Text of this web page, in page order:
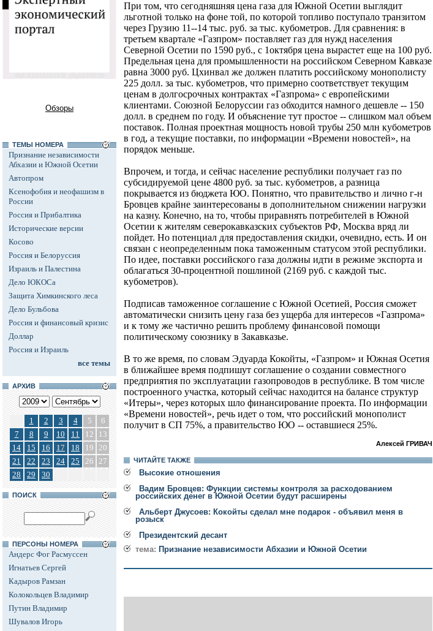
Обзоры
ТЕМЫ НОМЕРА
Признание независимости
Абхазии и Южной Осетии
Автопром
Ксенофобия и неофашизм в
России
Россия и Прибалтика
Исторические версии
Косово
Россия и Белоруссия
Израиль и Палестина
Дело ЮКОСа
Защита Химкинского леса
Дело Бульбова
Россия и финансовый кризис
Доллар
Россия и Израиль
все темы
АРХИВ
1 2 3 4 5
6
7
8 9 10 11 12
13
14
15 16 17 18 19 20
21
22 23 24 25 26 27
28
29 30
ПОИСК
ПЕРСОНЫ НОМЕРА
Андерс Фог Расмуссен
Игнатьев Сергей
Кадыров Рамзан
Колокольцев Владимир
Путин Владимир
Шувалов Игорь
При том, что сегодняшняя цена газа для Южной Осетии выглядит
льготной только на фоне той, по которой топливо поступало транзитом
через Грузию 11--14 тыс. руб. за тыс. кубометров. Для сравнения: в
третьем квартале «Газпром» поставляет газ для нужд населения
Северной Осетии по 1590 руб., с 1октября цена вырастет еще на 100 руб.
Предельная цена для промышленности на российском Северном Кавказе
равна 3000 руб. Цхинвал же должен платить российскому монополисту
225 долл. за тыс. кубометров, что примерно соответствует текущим
ценам в долгосрочных контрактах «Газпрома» с европейскими
клиентами. Союзной Белоруссии газ обходится намного дешевле -- 150
долл. в среднем по году. И объяснение тут простое -- слишком мал объем
поставок. Полная проектная мощность новой трубы 250 млн кубометров
в год, а текущие поставки, по информации «Времени новостей», на
порядок меньше.
Впрочем, и тогда, и сейчас население республики получает газ по
субсидируемой цене 4800 руб. за тыс. кубометров, а разница
покрывается из бюджета ЮО. Понятно, что правительство и лично г-н
Бровцев крайне заинтересованы в дополнительном снижении нагрузки
на казну. Конечно, на то, чтобы приравнять потребителей в Южной
Осетии к жителям северокавказских субъектов РФ, Москва вряд ли
пойдет. Но потенциал для предоставления скидки, очевидно, есть. И он
связан с неопределенным пока таможенным статусом этой республики.
По идее, поставки российского газа должны идти в режиме экспорта и
облагаться 30-процентной пошлиной (2169 руб. с каждой тыс.
кубометров).
Подписав таможенное соглашение с Южной Осетией, Россия сможет
автоматически снизить цену газа без ущерба для интересов «Газпрома»
и к тому же частично решить проблему финансовой помощи
политическому союзнику в Закавказье.
В то же время, по словам Эдуарда Кокойты, «Газпром» и Южная Осетия
в ближайшее время подпишут соглашение о создании совместного
предприятия по эксплуатации газопроводов в республике. В том числе
построенного участка, который сейчас находится на балансе структур
«Итеры», через которых шло финансирование проекта. По информации
«Времени новостей», речь идет о том, что российский монополист
получит в СП 75%, а правительство ЮО -- оставшиеся 25%.
Алексей ГРИВАЧ
ЧИТАЙТЕ ТАКЖЕ
Высокие отношения
Вадим Бровцев: Функции системы контроля за расходованием
российских денег в Южной Осетии будут расширены
Альберт Джусоев: Кокойты сделал мне подарок - объявил меня в
розыск
Президентский десант
тема: Признание независимости Абхазии и Южной Осетии